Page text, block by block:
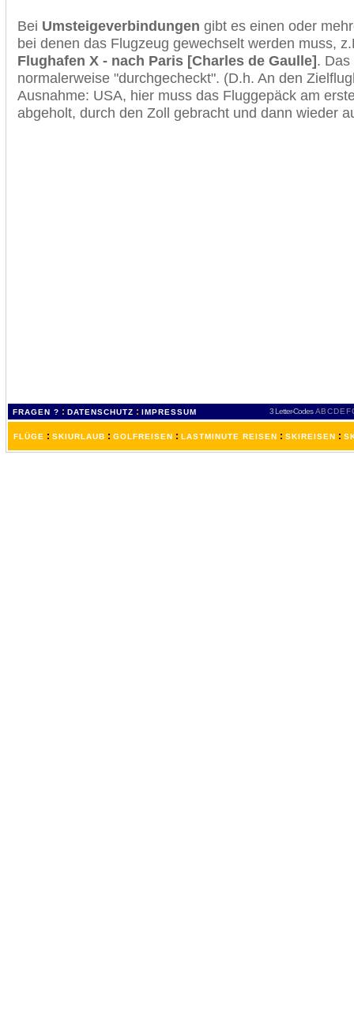
Bei Umsteigeverbindungen gibt es einen oder
bei denen das Flugzeug gewechselt werden muss,
Flughafen X - nach Paris [Charles de Gaulle].
normalerweise "durchgecheckt". (D.h. An den
Ausnahme: USA, hier muss das Fluggepäck am
abgeholt, durch den Zoll gebracht und dann wieder
FRAGEN ? : DATENSCHUTZ : IMPRESSUM 3 Letter-Codes ABCDEF
FLÜGE : SKIURLAUB : GOLFREISEN : LASTMINUTE REISEN : SKIREISEN :